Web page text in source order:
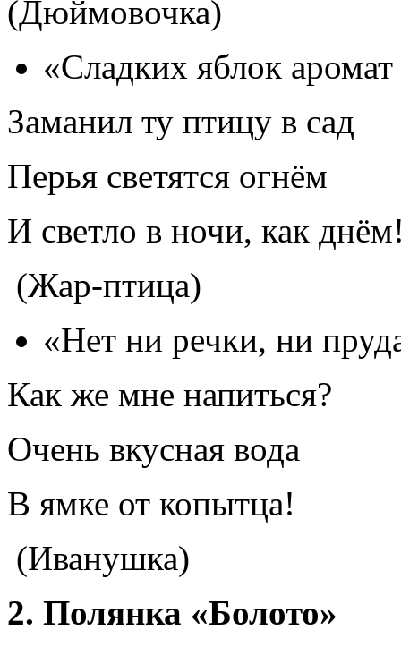
(Дюймовочка)
«Сладких яблок аромат
Заманил ту птицу в сад
Перья светятся огнём
И светло в ночи, как
(Жар-птица)
«Нет ни речки, ни
Как же мне напиться?
Очень вкусная вода
В ямке от копытца!
(Иванушка)
2. Полянка «Болото»